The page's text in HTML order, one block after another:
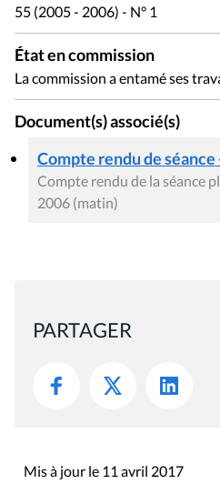
55 (2005 - 2006) - N° 1
État en commission
La commission a entamé ses
Document(s) associé(s)
Compte rendu de séance
Compte rendu de la séance
2006 (matin)
PARTAGER
Mis à jour le 11 avril 2017